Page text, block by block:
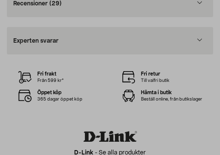
Recensioner (29)
Experten svarar
D-Link - Se alla produkter
Fri frakt
Från 599 kr*
Fri retur
Till valfri butik
Öppet köp
365 dagar öppet köp
Hämta i butik
Beställ online, från butikslager